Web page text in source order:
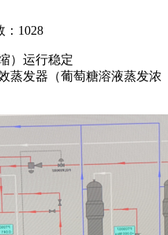
1028
）运行稳定
蒸发器（葡萄糖溶液蒸发浓